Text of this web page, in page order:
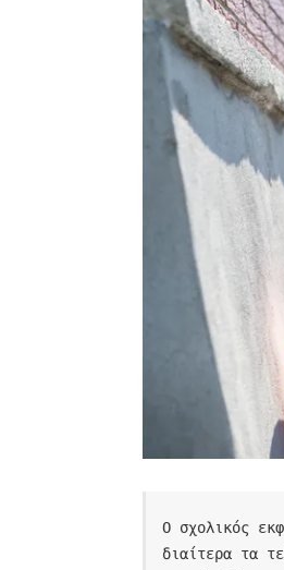
Ο σχολικός
διαίτερα τα